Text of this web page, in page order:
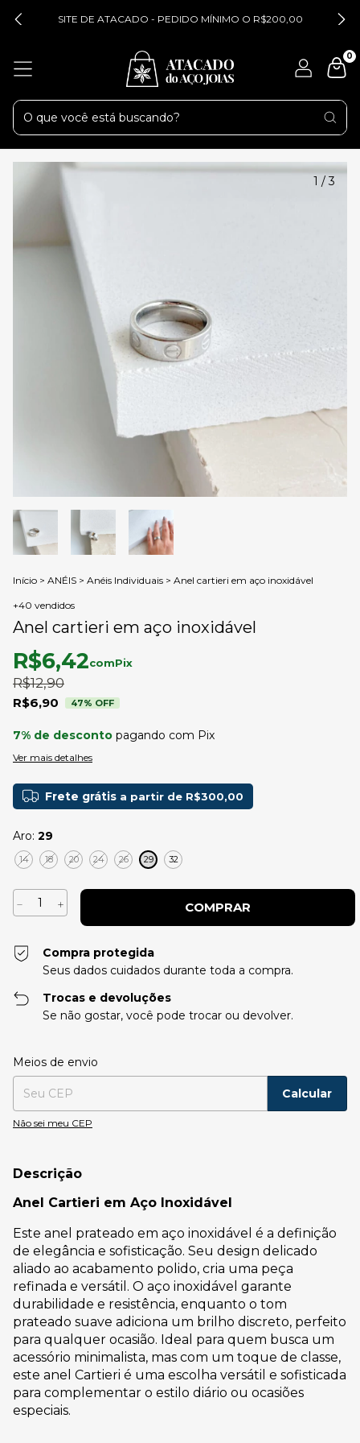
SITE DE ATACADO - PEDIDO MÍNIMO O R$200,00
0
1 /3
Início > ANÉIS > Anéis Individuais > Anel cartieri em aço inoxidável
+40 vendidos
Anel cartieri em aço inoxidável
R$12,90
R$6,90 47% OFF
R$6,42comPix
7% de desconto pagando com Pix
Ver mais detalhes
Frete grátis a partir de R$300,00
Aro: 29
14 18 20 24 26 29 32
Compra protegida
Seus dados cuidados durante toda a compra.
Trocas e devoluções
Se não gostar, você pode trocar ou devolver.
Entregas para o CEP:
Meios de envio
Calcular
Não sei meu CEP
Descrição
Anel Cartieri em Aço Inoxidável
Este anel prateado em aço inoxidável é a definição
de elegância e sofisticação. Seu design delicado
aliado ao acabamento polido, cria uma peça
refinada e versátil. O aço inoxidável garante
durabilidade e resistência, enquanto o tom
prateado suave adiciona um brilho discreto, perfeito
para qualquer ocasião. Ideal para quem busca um
acessório minimalista, mas com um toque de classe,
este anel Cartieri é uma escolha versátil e sofisticada
para complementar o estilo diário ou ocasiões
especiais.